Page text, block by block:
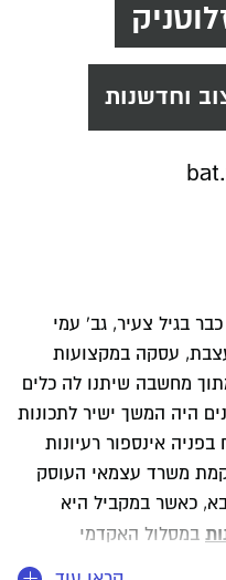
וחדשנות
בגיל צעיר, גב' עמי
עסקה במקצועות
מחשבה שיתנו לה כלים
היה המשך ישיר לתכונות
אינספור רעיונות
משרד עצמאי העוסק
כאשר במקביל היא
במסלול האקדמי